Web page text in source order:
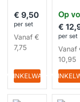
HUISMERK
€ 9,50
per set
Vanaf €
7,75
WINKELWAGEN
Op
D137
(2st.)
€
per set
Vanaf
10,95
IN